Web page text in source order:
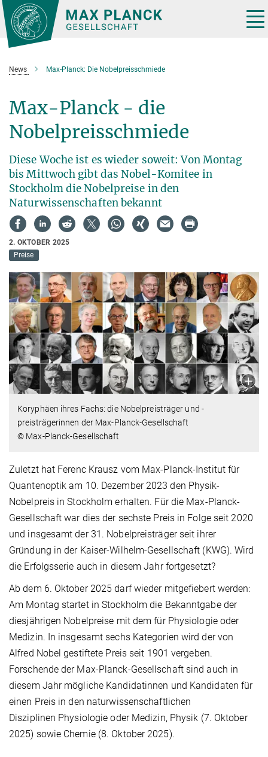
Hauptinhalt
News Max-Planck: Die Nobelpreisschmiede
Max-Planck - die
Nobelpreisschmiede
Diese Woche ist es wieder soweit: Von Montag
bis Mittwoch gibt das Nobel-Komitee in
Stockholm die Nobelpreise in den
Naturwissenschaften bekannt
2. OKTOBER 2025
Preise
Koryphäen ihres Fachs: die Nobelpreisträger und -
preisträgerinnen der Max-Planck-Gesellschaft
© Max-Planck-Gesellschaft
Zuletzt hat Ferenc Krausz vom Max-Planck-Institut für
Quantenoptik am 10. Dezember 2023 den Physik-
Nobelpreis in Stockholm erhalten. Für die Max-Planck-
Gesellschaft war dies der sechste Preis in Folge seit 2020
und insgesamt der 31. Nobelpreisträger seit ihrer
Gründung in der Kaiser-Wilhelm-Gesellschaft (KWG). Wird
die Erfolgsserie auch in diesem Jahr fortgesetzt?
Ab dem 6. Oktober 2025 darf wieder mitgefiebert werden:
Am Montag startet in Stockholm die Bekanntgabe der
diesjährigen Nobelpreise mit dem für Physiologie oder
Medizin. In insgesamt sechs Kategorien wird der von
Alfred Nobel gestiftete Preis seit 1901 vergeben.
Forschende der Max-Planck-Gesellschaft sind auch in
diesem Jahr mögliche Kandidatinnen und Kandidaten für
einen Preis in den naturwissenschaftlichen
Disziplinen Physiologie oder Medizin, Physik (7. Oktober
2025) sowie Chemie (8. Oktober 2025).